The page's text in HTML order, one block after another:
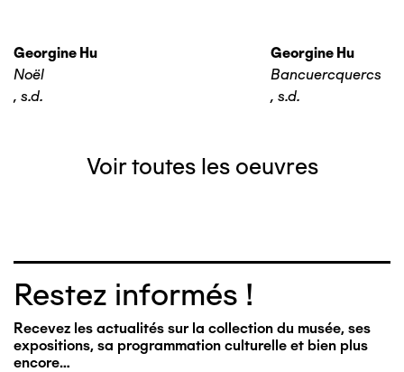
Georgine Hu
Noël
, s.d.
Georgine Hu
Bancuercquercs
, s.d.
Voir toutes les oeuvres
Restez informés !
Recevez les actualités sur la collection du musée, ses
expositions, sa programmation culturelle et bien plus
encore…